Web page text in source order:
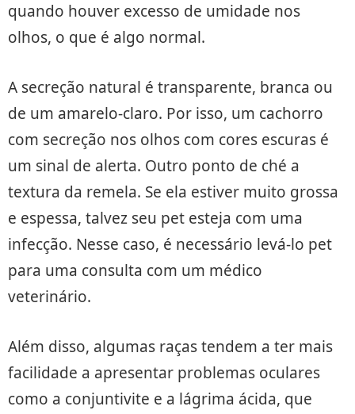
quando houver excesso de umidade nos
olhos, o que é algo normal.
A secreção natural é transparente, branca ou
de um amarelo-claro. Por isso, um cachorro
com secreção nos olhos com cores escuras é
um sinal de alerta. Outro ponto de ché a
textura da remela. Se ela estiver muito grossa
e espessa, talvez seu pet esteja com uma
infecção. Nesse caso, é necessário levá-lo pet
para uma consulta com um médico
veterinário.
Além disso, algumas raças tendem a ter mais
facilidade a apresentar problemas oculares
como a conjuntivite e a lágrima ácida, que